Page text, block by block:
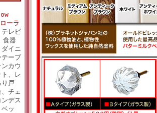
ーラ
テレビ
食器
イニ
テーブ
カウ
、レ
戸
チェ
デス
ッ